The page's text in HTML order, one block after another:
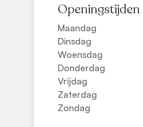
Openingstijden
Maandag
Dinsdag
Woensdag
Donderdag
Vrijdag
Zaterdag
Zondag